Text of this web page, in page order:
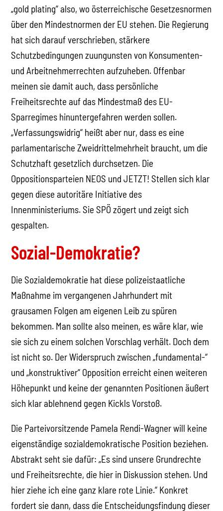
„gold plating“ also, wo österreichische Gesetzesnormen
über den Mindestnormen der EU stehen. Die Regierung
hat sich darauf verschrieben, stärkere
Schutzbedingungen zuungunsten von Konsumenten-
und Arbeitnehmerrechten aufzuheben. Offenbar
meinen sie damit auch, dass persönliche
Freiheitsrechte auf das Mindestmaß des EU-
Sparregimes hinuntergefahren werden sollen.
„Verfassungswidrig“ heißt aber nur, dass es eine
parlamentarische Zweidrittelmehrheit braucht, um die
Schutzhaft gesetzlich durchsetzen. Die
Oppositionsparteien NEOS und JETZT! Stellen sich klar
gegen diese autoritäre Initiative des
Innenministeriums. Sie SPÖ zögert und zeigt sich
gespalten.
Sozial-Demokratie?
Die Sozialdemokratie hat diese polizeistaatliche
Maßnahme im vergangenen Jahrhundert mit
grausamen Folgen am eigenen Leib zu spüren
bekommen. Man sollte also meinen, es wäre klar, wie
sie sich zu einem solchen Vorschlag verhält. Doch dem
ist nicht so. Der Widerspruch zwischen „fundamental-“
und „konstruktiver“ Opposition erreicht einen weiteren
Höhepunkt und keine der genannten Positionen äußert
sich klar ablehnend gegen Kickls Vorstoß.
Die Parteivorsitzende Pamela Rendi-Wagner will keine
eigenständige sozialdemokratische Position beziehen.
Abstrakt seht sie dafür: „Es sind unsere Grundrechte
und Freiheitsrechte, die hier in Diskussion stehen. Und
hier ziehe ich eine ganz klare rote Linie.“ Konkret
fordert sie dann, dass die Entscheidungsfindung dieser